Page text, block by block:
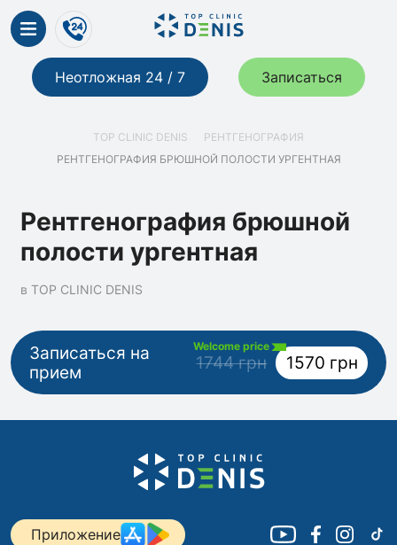
Неотложная 24 / 7 Записаться
TOP CLINIC DENIS
РЕНТГЕНОГРАФИЯ
РЕНТГЕНОГРАФИЯ БРЮШНОЙ ПОЛОСТИ УРГЕНТНАЯ
Рентгенография брюшной
полости ургентная
в TOP CLINIC DENIS
Записаться на
прием
Welcome price
1744 грн 1570 грн
Приложение